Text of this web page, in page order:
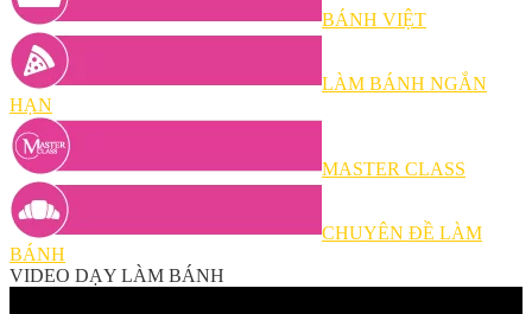
BÁNH VIỆT
LÀM BÁNH NGẮN
HẠN
MASTER CLASS
CHUYÊN ĐỀ LÀM
BÁNH
VIDEO DẠY LÀM BÁNH